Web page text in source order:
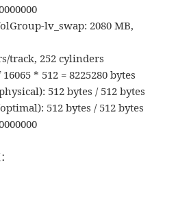
lv_swap: 2080 MB,
track, 252 cylinders
* 512 = 8225280 bytes
512 bytes / 512 bytes
512 bytes / 512 bytes